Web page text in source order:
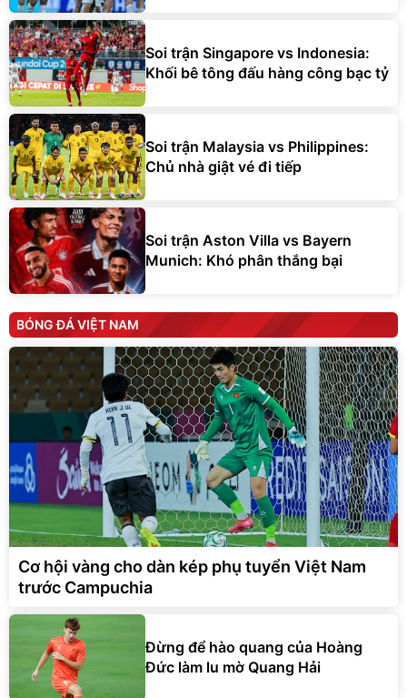
Soi trận Singapore vs Indonesia:
Khối bê tông đấu hàng công bạc tỷ
Soi trận Malaysia vs Philippines:
Chủ nhà giật vé đi tiếp
Soi trận Aston Villa vs Bayern
Munich: Khó phân thắng bại
BÓNG ĐÁ VIỆT NAM
Cơ hội vàng cho dàn kép phụ tuyển Việt Nam
trước Campuchia
Đừng để hào quang của Hoàng
Đức làm lu mờ Quang Hải